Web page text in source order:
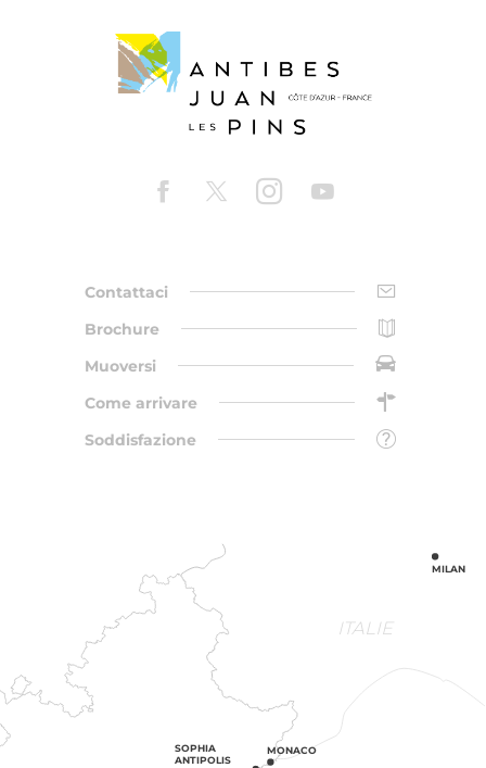
Contattaci
Brochure
Muoversi
Come arrivare
Soddisfazione
ITALIE
SOPHIA
ANTIPOLIS
MONACO
MILAN